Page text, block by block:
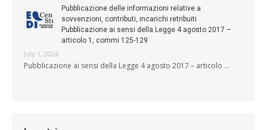
Pubblicazione delle informazioni relative a
sovvenzioni, contributi, incarichi retribuiti
Pubblicazione ai sensi della Legge 4 agosto 2017 –
articolo 1, commi 125-129
July 1, 2024
Pubblicazione ai sensi della Legge 4 agosto 2017 – articolo …